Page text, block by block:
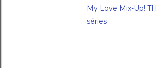
My Love Mix-Up! TH
séries